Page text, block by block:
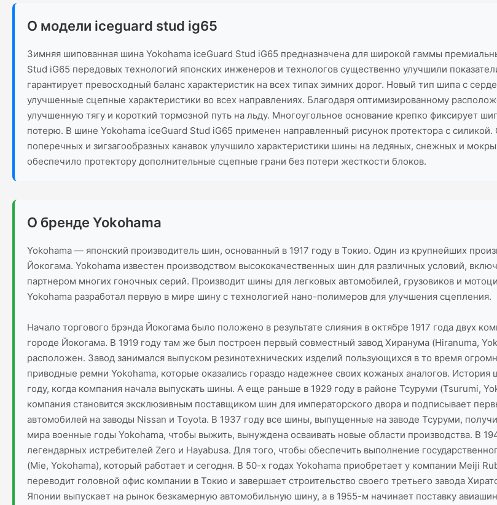
О модели iceguard stud ig65
Зимняя шипованная шина Yokohama iceGuard Stud iG65 предназначена для широкой гаммы
Stud iG65 передовых технологий японских инженеров и технологов существенно улучшили
гарантирует превосходный баланс характеристик на всех типах зимних дорог. Новый тип шипа с
улучшенные сцепные характеристики во всех направлениях. Благодаря оптимизированному
улучшенную тягу и короткий тормозной путь на льду. Многоугольное основание крепко фиксирует
потерю. В шине Yokohama iceGuard Stud iG65 применен направленный рисунок протектора с
поперечных и зигзагообразных канавок улучшило характеристики шины на ледяных, снежных и
обеспечило протектору дополнительные сцепные грани без потери жесткости блоков.
О бренде Yokohama
Yokohama — японский производитель шин, основанный в 1917 году в Токио. Один из крупнейших
Йокогама. Yokohama известен производством высококачественных шин для различных условий,
партнером многих гоночных серий. Производит шины для легковых автомобилей, грузовиков и
Yokohama разработал первую в мире шину с технологией нано-полимеров для улучшения сцепления.
Начало торгового брэнда Йокогама было положено в результате слияния в октябре 1917 года двух
городе Йокогама. В 1919 году там же был построен первый совместный завод Хиранума (Hiranuma,
расположен. Завод занимался выпуском резинотехнических изделий пользующихся в то время
приводные ремни Yokohama, которые оказались гораздо надежнее своих кожаных аналогов.
году, когда компания начала выпускать шины. А еще раньше в 1929 году в районе Тсуруми (Tsurumi,
компания становится эксклюзивным поставщиком шин для императорского двора и подписывает
автомобилей на заводы Nissan и Toyota. В 1937 году все шины, выпущенные на заводе Тсуруми,
мира военные годы Yokohama, чтобы выжить, вынуждена осваивать новые области производства. В
легендарных истребителей Zero и Hayabusa. Для того, чтобы обеспечить выполнение
(Mie, Yokohama), который работает и сегодня. В 50-х годах Yokohama приобретает у компании Meiji
переводит головной офис компании в Токио и завершает строительство своего третьего завода
Японии выпускает на рынок безкамерную автомобильную шину, а в 1955-м начинает поставку